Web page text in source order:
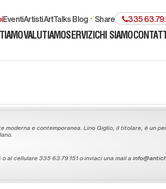
EventiArtistiArtTalks Blog share 335
VALUTIAMOSERVIZICHI SIAMO
e contemporanea. Lino Giglio, il titolare, è un
al cellulare 335 63.79.151 o inviaci una mail a